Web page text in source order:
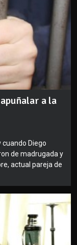
a la
cuando Diego
de madrugada y
actual pareja de